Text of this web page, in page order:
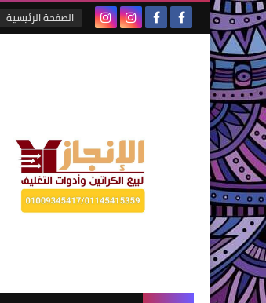
الصفحة الرئيسية